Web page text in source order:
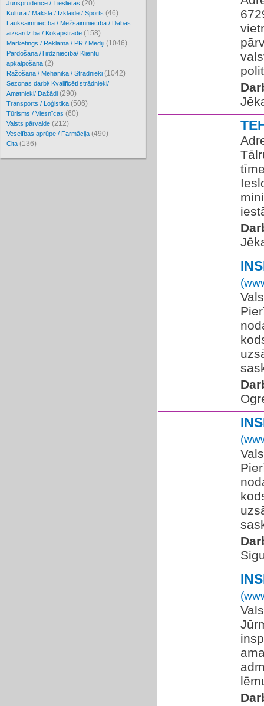
Jurisprudence / Tieslietas (20)
Kultūra / Māksla / Izklaide / Sports (46)
Lauksaimniecība / Mežsaimniecība / Dabas
aizsardzība / Kokapstrāde (158)
Mārketings / Reklāma / PR / Mediji (1046)
Pārdošana /Tirdzniecība/ Klientu
apkalpošana (2)
Ražošana / Mehānika / Strādnieki (1042)
Sezonas darbi/ Kvalificēti strādnieki/
Amatnieki/ Dažādi (290)
Transports / Loģistika (506)
Tūrisms / Viesnīcas (60)
Valsts pārvalde (212)
Veselības aprūpe / Farmācija (490)
Cita (136)